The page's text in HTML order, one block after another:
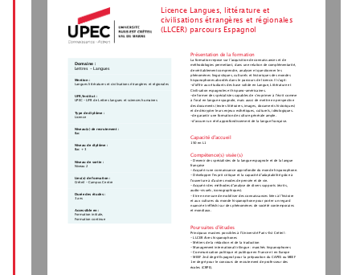
Licence Langues, littérature et
civilisations étrangères et régionales
(LLCER) parcours Espagnol
Présentation de la formation
La formation repose sur l'acquisition de connaissances et de
méthodologies permettant, dans une relation de complémentarité,
de véritablement comprendre, analyser et questionner les
phénomènes linguistiques, culturels et historiques des mondes
hispanophones abordés dans le parcours de licence. Il s'agit:
-d'offrir aux étudiants des base solide en Langue, Littérature et
Civilisation espagnoles et hispano-américaines.
-de former des spécialistes capables de s’exprimer à l’écrit comme
à l’oral en langue espagnole, mais aussi de mettre en perspective
des documents (textes littéraires, images, documents historiques)
et de décrypter leurs enjeux esthétiques, culturels, idéologiques.
-de garantir une formation de culture générale ample.
-d'assurer un réel approfondissement de la langue française.
Capacité d'accueil
150 en L1
Compétence(s) visée(s)
- Devenir des spécialistes de la langue espagnole et de la langue
française
- Acquérir une connaissance approfondie du monde hispanophone.
- Développer l'esprit critique et la capacité d'adaptabilité grâce à
l'ouverture à d'autres modes de pensée et de vie.
- Acquérir des méthodes d'analyse de divers supports (écrits,
audio-visuels, iconographiques).
- Etre en mesure de mobiliser des connaissances liées à l'histoire
et aux cultures du monde hispanophone pour porter un regard
nuancé et réfléchi sur des phénomènes de société contemporains
et mondiaux.
Poursuites d'études
Principaux masters possibles à l’Université Paris-Est Créteil :
- LLCER Aires hispanophones
- Métiers de la rédaction et de la traduction
- Management international trilingue : marchés hispanophones
- Communication politique et publique en France et en Europe
- MEEF 2nd degré Espagnol pour la préparation du CAPES ou MEEF
1er degré pour le concours de recrutement de professeur des
écoles (CRPE).
Domaine :
Lettres - Langues
Mention :
Langues littératures et civilisations étrangères et régionales
UFR/Institut :
UPEC - UFR de Lettres langues et sciences humaines
Type de diplôme :
Licence
Niveau(x) de recrutement :
Bac
Niveau de diplôme :
Bac + 3
Niveau de sortie :
Niveau 2
Lieu(x) de formation :
Créteil - Campus Centre
Durée des études :
3 ans
Accessible en :
Formation initiale,
Formation continue